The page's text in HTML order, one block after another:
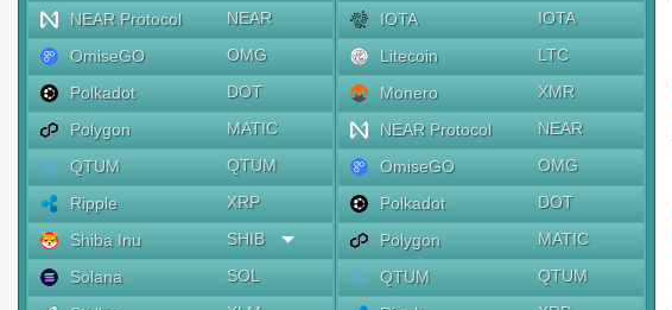
NEAR Protocol
NEAR
OmiseGO
OMG
Polkadot
DOT
Polygon
MATIC
QTUM
QTUM
Ripple
XRP
Shiba Inu
SHIB
Solana
SOL
IOTA
IOTA
Litecoin
LTC
Monero
XMR
NEAR Protocol
NEAR
OmiseGO
OMG
Polkadot
DOT
Polygon
MATIC
QTUM
QTUM